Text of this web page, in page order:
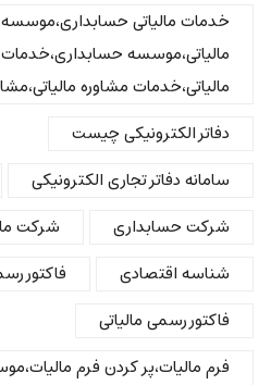
خدمات مالیاتی حسابداری،موسسه
مالیاتی،موسسه
مالیاتی،خدمات مشاوره
دفاتر الکترونیکی چیست
سامانه دفاتر تجاری الکترونیکی
شرکت حسابداری
شرکت
شناسه اقتصادی
فاکتور
فاکتور رسمی مالیاتی
فرم مالیات،پر کردن فرم